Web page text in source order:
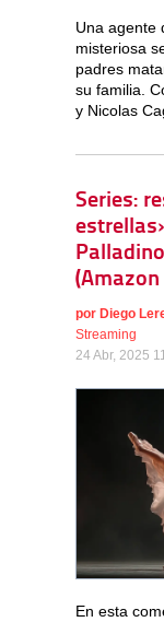
Una agente
misteriosa
padres
su familia.
y Nicolas
Series:
por Diego
Streaming
24 Abr, 2025
En esta